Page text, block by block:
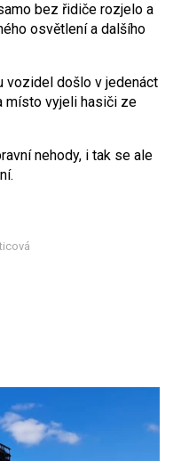
bez řidiče rozjelo a
osvětlení a dalšího
vozidel došlo v jedenáct
místo vyjeli hasiči ze
nehody, i tak se ale